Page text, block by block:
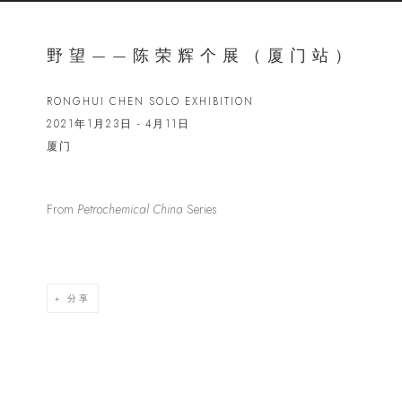
野望——陈荣辉个展（厦门站）
RONGHUI CHEN SOLO EXHIBITION​
2021年1月23日 - 4月11日
厦门
From Petrochemical China Series
分享